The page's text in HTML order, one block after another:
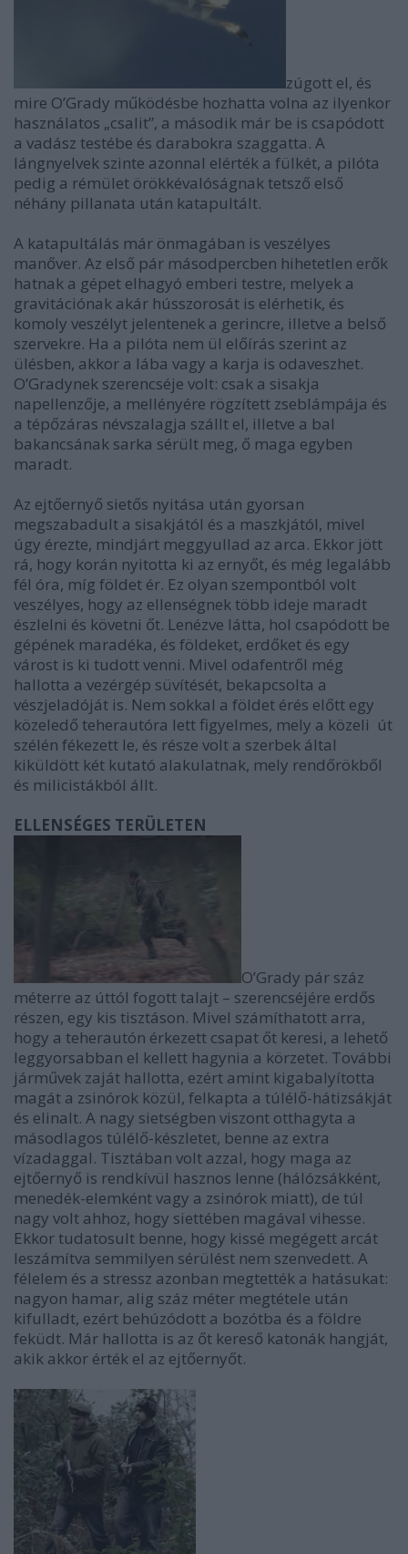
zúgott el, és
mire O’Grady működésbe hozhatta volna az ilyenkor
használatos „csalit”, a második már be is csapódott
a vadász testébe és darabokra szaggatta. A
lángnyelvek szinte azonnal elérték a fülkét, a pilóta
pedig a rémület örökkévalóságnak tetsző első
néhány pillanata után katapultált.
A katapultálás már önmagában is veszélyes
manőver. Az első pár másodpercben hihetetlen erők
hatnak a gépet elhagyó emberi testre, melyek a
gravitációnak akár hússzorosát is elérhetik, és
komoly veszélyt jelentenek a gerincre, illetve a belső
szervekre. Ha a pilóta nem ül előírás szerint az
ülésben, akkor a lába vagy a karja is odaveszhet.
O’Gradynek szerencséje volt: csak a sisakja
napellenzője, a mellényére rögzített zseblámpája és
a tépőzáras névszalagja szállt el, illetve a bal
bakancsának sarka sérült meg, ő maga egyben
maradt.
Az ejtőernyő sietős nyitása után gyorsan
megszabadult a sisakjától és a maszkjától, mivel
úgy érezte, mindjárt meggyullad az arca. Ekkor jött
rá, hogy korán nyitotta ki az ernyőt, és még legalább
fél óra, míg földet ér. Ez olyan szempontból volt
veszélyes, hogy az ellenségnek több ideje maradt
észlelni és követni őt. Lenézve látta, hol csapódott be
gépének maradéka, és földeket, erdőket és egy
várost is ki tudott venni. Mivel odafentről még
hallotta a vezérgép süvítését, bekapcsolta a
vészjeladóját is. Nem sokkal a földet érés előtt egy
közeledő teherautóra lett figyelmes, mely a közeli út
szélén fékezett le, és része volt a szerbek által
kiküldött két kutató alakulatnak, mely rendőrökből
és milicistákból állt.
ELLENSÉGES TERÜLETEN
O’Grady pár száz
méterre az úttól fogott talajt – szerencséjére erdős
részen, egy kis tisztáson. Mivel számíthatott arra,
hogy a teherautón érkezett csapat őt keresi, a lehető
leggyorsabban el kellett hagynia a körzetet. További
járművek zaját hallotta, ezért amint kigabalyította
magát a zsinórok közül, felkapta a túlélő-hátizsákját
és elinalt. A nagy sietségben viszont otthagyta a
másodlagos túlélő-készletet, benne az extra
vízadaggal. Tisztában volt azzal, hogy maga az
ejtőernyő is rendkívül hasznos lenne (hálózsákként,
menedék-elemként vagy a zsinórok miatt), de túl
nagy volt ahhoz, hogy siettében magával vihesse.
Ekkor tudatosult benne, hogy kissé megégett arcát
leszámítva semmilyen sérülést nem szenvedett. A
félelem és a stressz azonban megtették a hatásukat:
nagyon hamar, alig száz méter megtétele után
kifulladt, ezért behúzódott a bozótba és a földre
feküdt. Már hallotta is az őt kereső katonák hangját,
akik akkor érték el az ejtőernyőt.